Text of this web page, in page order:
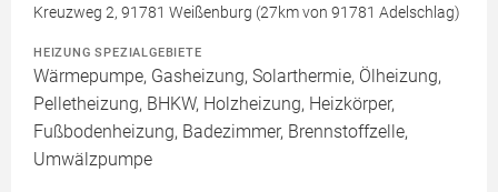
Kreuzweg 2, 91781 Weißenburg (27km von 91781 Adelschlag)
HEIZUNG SPEZIALGEBIETE
Wärmepumpe, Gasheizung, Solarthermie, Ölheizung,
Pelletheizung, BHKW, Holzheizung, Heizkörper,
Fußbodenheizung, Badezimmer, Brennstoffzelle,
Umwälzpumpe